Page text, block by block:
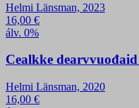
Helmi Länsman, 2023
16,00 €
álv. 0%
Cealkke
Helmi Länsman, 2020
16,00 €